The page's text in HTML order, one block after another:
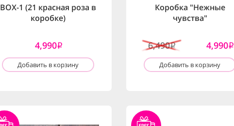
BOX-1 (21 красная роза в
коробке)
4,990i
Добавить в корзину
Коробка "Нежные
чувства"
6,490i 4,990i
Добавить в корзину